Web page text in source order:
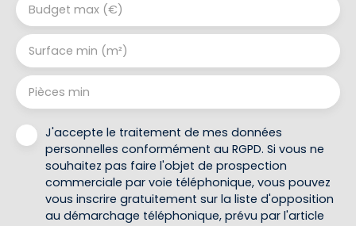
Budget max (€)
Surface min (m²)
Pièces min
J'accepte le traitement de mes données
personnelles conformément au RGPD. Si vous ne
souhaitez pas faire l'objet de prospection
commerciale par voie téléphonique, vous pouvez
vous inscrire gratuitement sur la liste d'opposition
au démarchage téléphonique, prévu par l'article